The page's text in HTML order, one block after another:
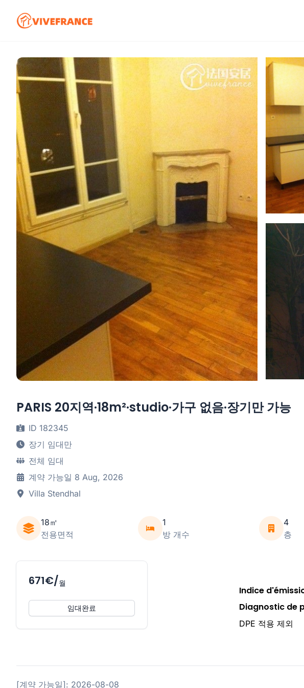
PARIS 20지역·18m²·studio·가구 없음·장기만 가능
ID 182345
장기 임대만
전체 임대
계약 가능일 8 Aug, 2026
Villa Stendhal
18㎡
전용면적
1
방 개수
4
층
671€/월
임대완료
Indice
Diagnostic de
DPE 적용 제외
[계약 가능일]: 2026-08-08